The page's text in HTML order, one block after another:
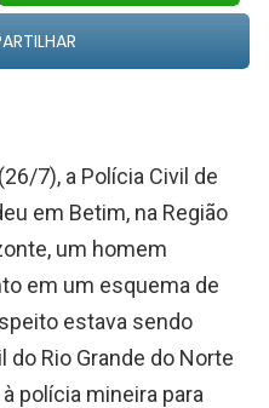
7), a Polícia Civil de
em Betim, na Região
um homem
em um esquema de
estava sendo
do Rio Grande do Norte
polícia mineira para